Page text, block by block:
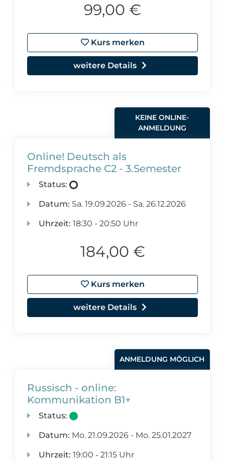
99,00 €
Kurs merken
weitere Details
KEINE ONLINE-
ANMELDUNG
Online! Deutsch als
Fremdsprache C2 - 3.Semester
Status:
Datum: Sa. 19.09.2026 - Sa. 26.12.2026
Uhrzeit: 18:30 - 20:50 Uhr
184,00 €
Kurs merken
weitere Details
ANMELDUNG MÖGLICH
Russisch - online:
Kommunikation B1+
Status:
Datum: Mo. 21.09.2026 - Mo. 25.01.2027
Uhrzeit: 19:00 - 21:15 Uhr